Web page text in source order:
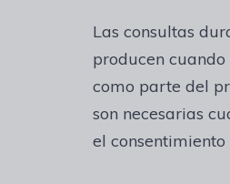
Las consultas
producen
como parte del
son necesarias
el